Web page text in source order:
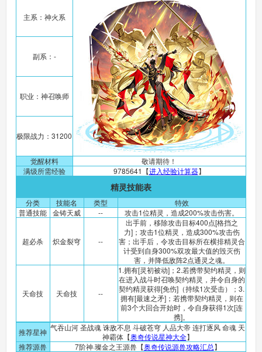
主系：神火系
副系：-
职业：神召唤师
极限战力：31200
觉醒材料
敬请期待！
满级所需经验
9785641【进入经验计算器】
精灵技能表
分类 技能名 类型
特效
普通技能 金铸天威 -- 攻击1位精灵，造成200%攻击伤害。
超必杀 炽金裂穹 --
出手前，移除攻击目标400点[格挡之
力]；攻击1位精灵，造成300%攻击伤
害；出手后，令攻击目标所在横排精灵合
计受到自身300%双攻最大值的毁灭伤
害，并降低敌阵2点通灵之魂。
天命技 天命技 --
1.拥有[灵初被动]；2.若携带契约精灵，则
在进入战斗时召唤契约精灵，并令自身的
契约精灵获得[免伤]（持续1次受击）；3.
拥有[最速之矛]；若携带契约精灵，则在
前3个大回合开始时，令自身获得1次[连
携]。
推荐星神 气吞山河 圣战魂 诛敌不息 斗破苍穹 人品大帝 连打逐风 命魂 天
神霸体【奥奇传说星神大全】
推荐源兽
7阶神·璨金之王源兽【奥奇传说源兽攻略汇总】